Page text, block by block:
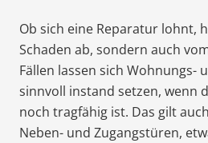
Ob sich eine Reparatur lohnt,
Schaden ab, sondern auch
Fällen lassen sich Wohnungs-
sinnvoll instand setzen, wenn
noch tragfähig ist. Das gilt
Neben- und Zugangstüren,